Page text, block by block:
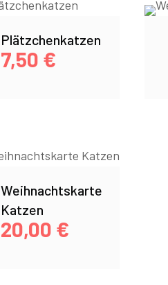
Plätzchenkatzen
7,50 €
Weihnachtskarte
Katzen
20,00 €